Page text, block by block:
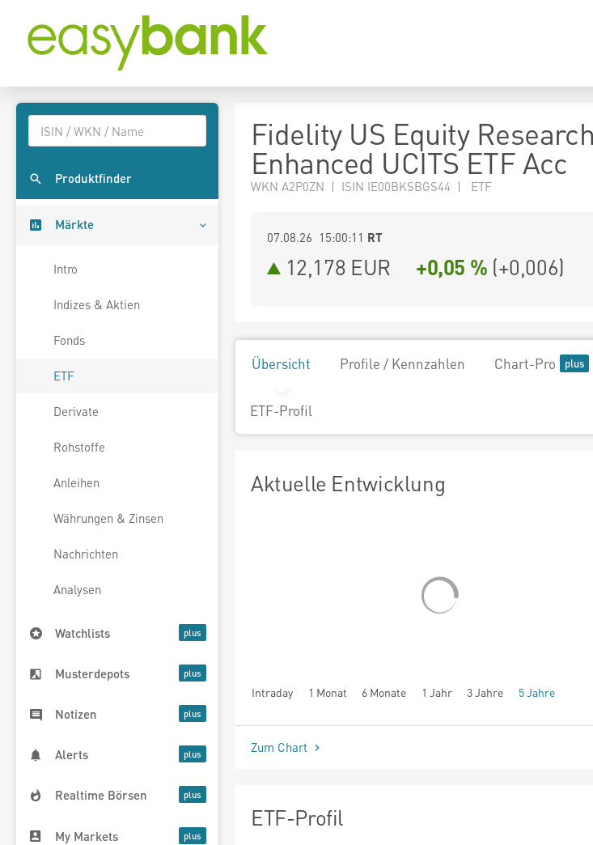
Produktfinder
Märkte
Intro
Indizes & Aktien
Fonds
ETF
Derivate
Rohstoffe
Anleihen
Währungen & Zinsen
Nachrichten
Analysen
Watchlists
Musterdepots
Notizen
Alerts
Realtime Börsen
My Markets
Fidelity US Equity Research
Enhanced UCITS ETF Acc
WKN A2P0ZN | ISIN IE00BKSBGS44 | ETF
07.08.26 15:00:11 RT
12,178 EUR +0,05 % (+0,006)
Übersicht Profile / Kennzahlen Chart-Pro
ETF-Profil
Aktuelle Entwicklung
Intraday 1 Monat 6 Monate 1 Jahr 3 Jahre 5 Jahre
seit Beginn
Zum Chart
ETF-Profil